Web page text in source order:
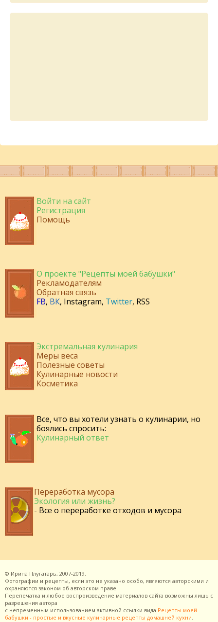
Войти на сайт
Регистрация
Помощь
О проекте "Рецепты моей бабушки"
Рекламодателям
Обратная связь
FB, ВК, Instagram, Twitter, RSS
Экстремальная кулинария
Меры веса
Полезные советы
Кулинарные новости
Косметика
Все, что вы хотели узнать о кулинарии, но
боялись спросить:
Кулинарный ответ
Переработка мусора
Экология или жизнь?
- Все о переработке отходов и мусора
© Ирина Плугатарь, 2007-2019.
Фотографии и рецепты, если это не указано особо, являются авторскими и
охраняются законом об авторском праве.
Перепечатка и любое воспроизведение материалов сайта возможны лишь с
разрешения автора
с непременным использованием активной ссылки вида Рецепты моей
бабушки - простые и вкусные кулинарные рецепты домашней кухни.